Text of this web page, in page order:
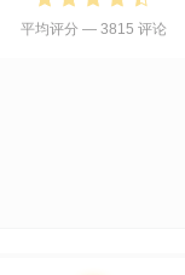
平均评分 — 3815 评论